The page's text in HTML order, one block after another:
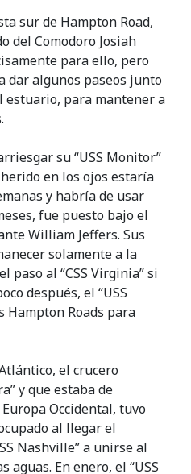
sur de Hampton Road,
del Comodoro Josiah
para ello, pero
dar algunos paseos junto
estuario, para mantener a
su “USS Monitor”
en los ojos estaría
y habría de usar
fue puesto bajo el
William Jeffers. Sus
solamente a la
paso al “CSS Virginia” si
después, el “USS
Hampton Roads para
el crucero
y que estaba de
Occidental, tuvo
al llegar el
Nashville” a unirse al
aguas. En enero, el “USS